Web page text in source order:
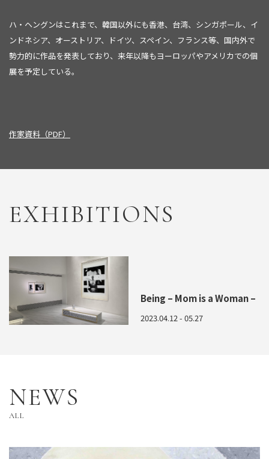
ハ・ヘングンはこれまで、韓国以外にも香港、台湾、シンガポール、イ
ンドネシア、オーストリア、ドイツ、スペイン、フランス等、国内外で
勢力的に作品を発表しており、来年以降もヨーロッパやアメリカでの個
展を予定している。
作家資料（PDF）
EXHIBITIONS
Being – Mom is a Woman –
2023.04.12 - 05.27
NEWS
ALL